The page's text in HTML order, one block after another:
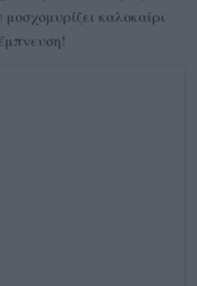
καλοκαίρι